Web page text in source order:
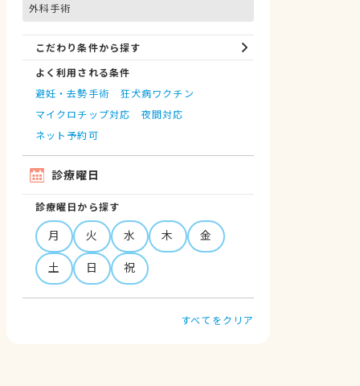
外科手術
こだわり条件から探す
よく利用される条件
避妊・去勢手術
狂犬病ワクチン
マイクロチップ対応
夜間対応
ネット予約可
診療曜日
診療曜日から探す
月 火 水 木
金
土
日 祝
すべてをクリア